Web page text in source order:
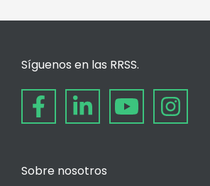
Síguenos en las RRSS.
Sobre nosotros